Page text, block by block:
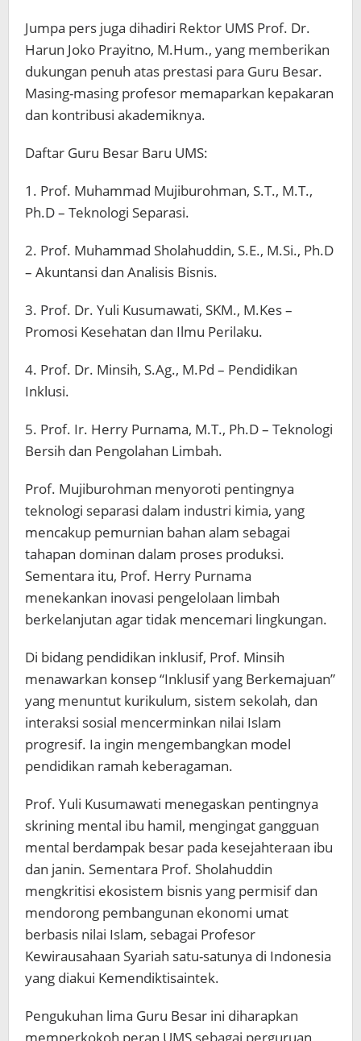
Jumpa pers juga dihadiri Rektor UMS Prof. Dr.
Harun Joko Prayitno, M.Hum., yang memberikan
dukungan penuh atas prestasi para Guru Besar.
Masing-masing profesor memaparkan kepakaran
dan kontribusi akademiknya.
Daftar Guru Besar Baru UMS:
1. Prof. Muhammad Mujiburohman, S.T., M.T.,
Ph.D – Teknologi Separasi.
2. Prof. Muhammad Sholahuddin, S.E., M.Si., Ph.D
– Akuntansi dan Analisis Bisnis.
3. Prof. Dr. Yuli Kusumawati, SKM., M.Kes –
Promosi Kesehatan dan Ilmu Perilaku.
4. Prof. Dr. Minsih, S.Ag., M.Pd – Pendidikan
Inklusi.
5. Prof. Ir. Herry Purnama, M.T., Ph.D – Teknologi
Bersih dan Pengolahan Limbah.
Prof. Mujiburohman menyoroti pentingnya
teknologi separasi dalam industri kimia, yang
mencakup pemurnian bahan alam sebagai
tahapan dominan dalam proses produksi.
Sementara itu, Prof. Herry Purnama
menekankan inovasi pengelolaan limbah
berkelanjutan agar tidak mencemari lingkungan.
Di bidang pendidikan inklusif, Prof. Minsih
menawarkan konsep “Inklusif yang Berkemajuan”
yang menuntut kurikulum, sistem sekolah, dan
interaksi sosial mencerminkan nilai Islam
progresif. Ia ingin mengembangkan model
pendidikan ramah keberagaman.
Prof. Yuli Kusumawati menegaskan pentingnya
skrining mental ibu hamil, mengingat gangguan
mental berdampak besar pada kesejahteraan ibu
dan janin. Sementara Prof. Sholahuddin
mengkritisi ekosistem bisnis yang permisif dan
mendorong pembangunan ekonomi umat
berbasis nilai Islam, sebagai Profesor
Kewirausahaan Syariah satu-satunya di Indonesia
yang diakui Kemendiktisaintek.
Pengukuhan lima Guru Besar ini diharapkan